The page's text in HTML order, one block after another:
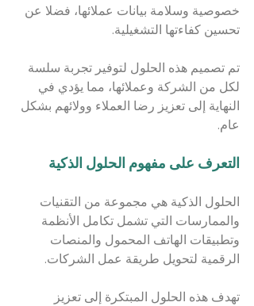
خصوصية وسلامة بيانات عملائها، فضلا عن
تحسين كفاءتها التشغيلية.
تم تصميم هذه الحلول لتوفير تجربة سلسة
لكل من الشركة وعملائها، مما يؤدي في
النهاية إلى تعزيز رضا العملاء وولائهم بشكل
عام.
التعرف على مفهوم الحلول الذكية
الحلول الذكية هي مجموعة من التقنيات
والممارسات التي تشمل تكامل الأنظمة
وتطبيقات الهاتف المحمول والمنصات
الرقمية لتحويل طريقة عمل الشركات.
تهدف هذه الحلول المبتكرة إلى تعزيز